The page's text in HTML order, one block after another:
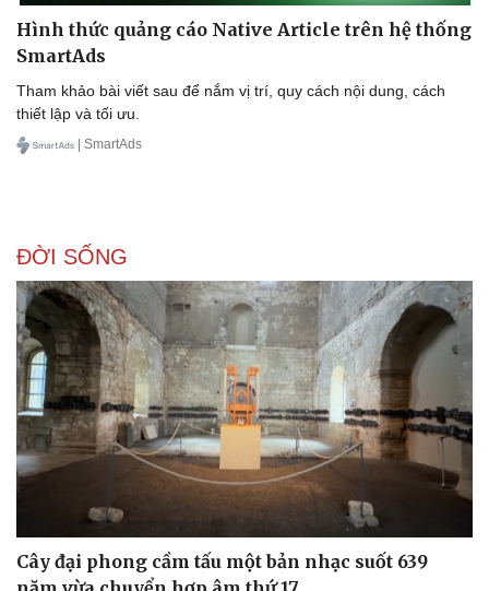
Doanh nghiệp
Doanh nghiệp 24h
Công nghệ
Hình thức quảng cáo Native Article trên hệ thống
SmartAds
Tham khảo bài viết sau để nắm vị trí, quy cách nội dung, cách
thiết lập và tối ưu.
| SmartAds
ĐỜI SỐNG
Cây đại phong cầm tấu một bản nhạc suốt 639